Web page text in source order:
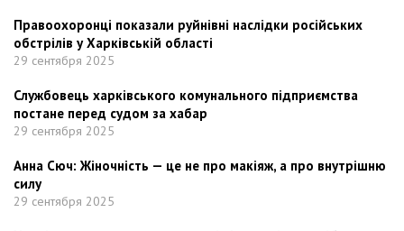
Правоохоронці показали руйнівні наслідки російських
обстрілів у Харківській області
29 сентября 2025
Службовець харківського комунального підприємства
постане перед судом за хабар
29 сентября 2025
Анна Сюч: Жіночність — це не про макіяж, а про внутрішню
силу
29 сентября 2025